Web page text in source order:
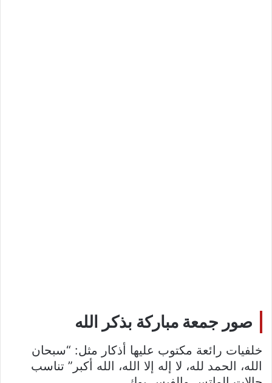
صور جمعة مباركة بذكر الله
خلفيات رائعة مكتوب عليها أذكار مثل: “سبحان
الله، الحمد لله، لا إله إلا الله، الله أكبر” تناسب